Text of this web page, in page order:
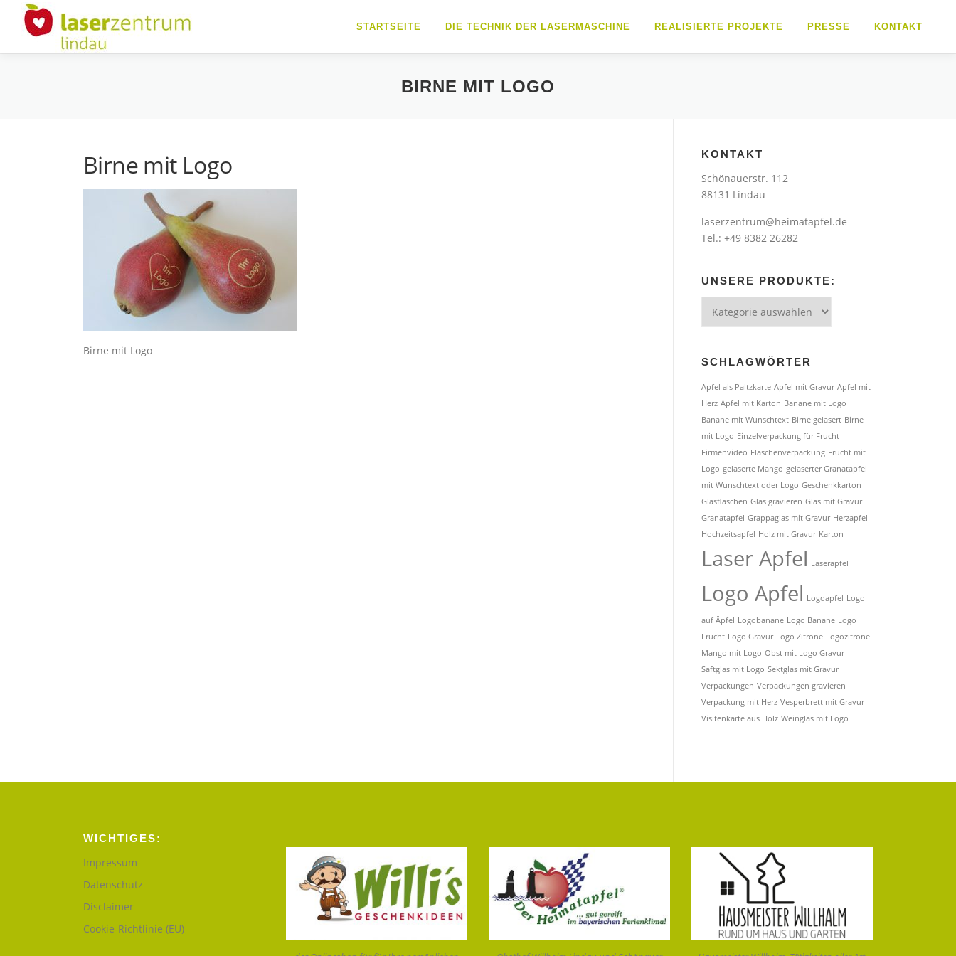
Inhalt
springen
STARTSEITE DIE TECHNIK DER LASERMASCHINE REALISIERTE PROJEKTE PRESSE KONTAKT
BIRNE MIT LOGO
Birne mit Logo
Birne mit Logo
KONTAKT
Schönauerstr. 112
88131 Lindau
laserzentrum@heimatapfel.de
Tel.: +49 8382 26282
UNSERE PRODUKTE:
Produkte:
SCHLAGWÖRTER
Apfel als Paltzkarte Apfel mit Gravur Apfel mit
Herz Apfel mit Karton Banane mit Logo
Banane mit Wunschtext Birne gelasert Birne
mit Logo Einzelverpackung für Frucht
Firmenvideo Flaschenverpackung Frucht mit
Logo gelaserte Mango gelaserter Granatapfel
mit Wunschtext oder Logo Geschenkkarton
Glasflaschen Glas gravieren Glas mit Gravur
Granatapfel Grappaglas mit Gravur Herzapfel
Hochzeitsapfel Holz mit Gravur Karton
Laser Apfel Laserapfel
Logo Apfel Logoapfel Logo
auf Äpfel Logobanane Logo Banane Logo
Frucht Logo Gravur Logo Zitrone Logozitrone
Mango mit Logo Obst mit Logo Gravur
Saftglas mit Logo Sektglas mit Gravur
Verpackungen Verpackungen gravieren
Verpackung mit Herz Vesperbrett mit Gravur
Visitenkarte aus Holz Weinglas mit Logo
WICHTIGES:
Impressum
Datenschutz
Disclaimer
Cookie-Richtlinie (EU)